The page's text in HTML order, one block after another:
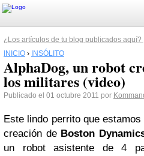
¿Los artículos de tu blog publicados aquí?
INICIO › INSÓLITO
AlphaDog, un robot
los militares (video)
Publicado el 01 octubre 2011 por
Este lindo perrito que
creación de Boston
un robot asistente de 4